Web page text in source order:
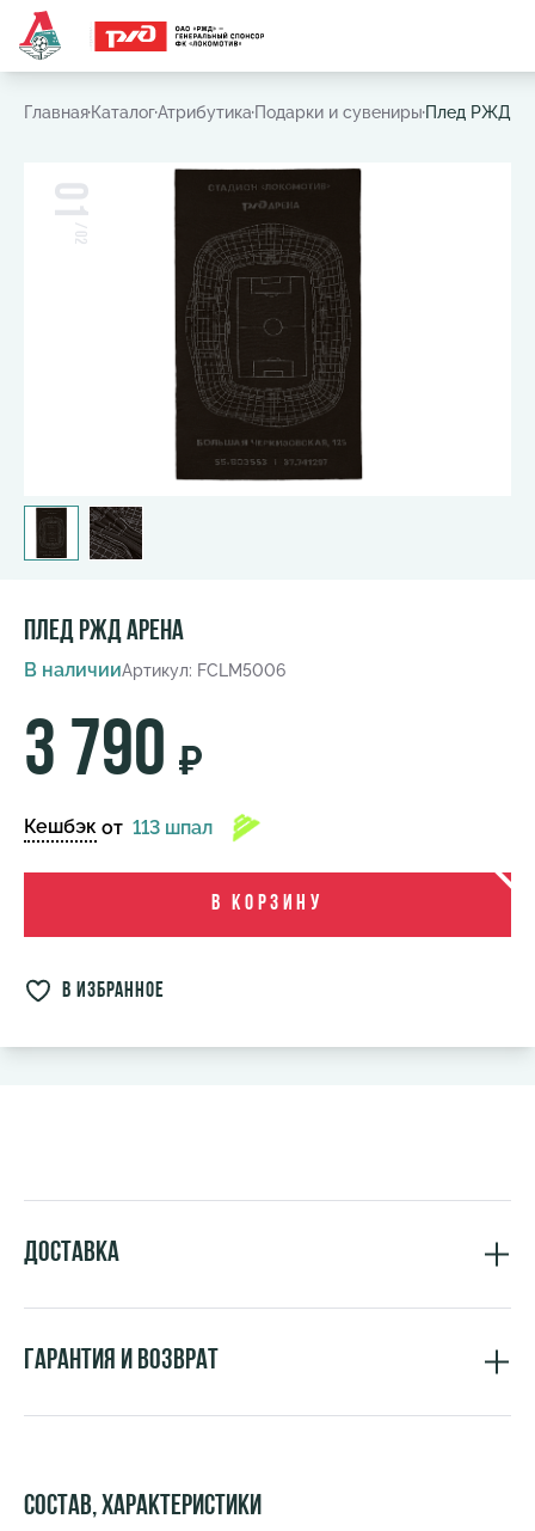
Главная КаталогАтрибутика Подарки и сувениры Плед РЖД
01
/
02
Плед РЖД Арена
В наличииАртикул: FCLM5006
3 790 ₽
Кешбэк от 113 шпал
В корзину
в избранное
Состав, характеристики
Доставка
Гарантия и возврат